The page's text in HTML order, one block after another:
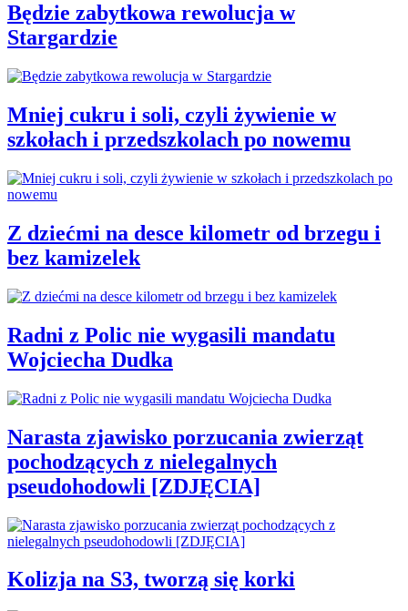
Będzie zabytkowa rewolucja w
Stargardzie
Mniej cukru i soli, czyli żywienie w
szkołach i przedszkolach po nowemu
Z dziećmi na desce kilometr od brzegu i
bez kamizelek
Radni z Polic nie wygasili mandatu
Wojciecha Dudka
Narasta zjawisko porzucania zwierząt
pochodzących z nielegalnych
pseudohodowli [ZDJĘCIA]
Kolizja na S3, tworzą się korki